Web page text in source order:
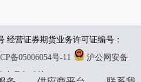
经营证券期货业务许可证编号：
报:021-61278686 举报邮箱：
备05006054号-11
沪公网安备
意见与建议:4000300059/952500